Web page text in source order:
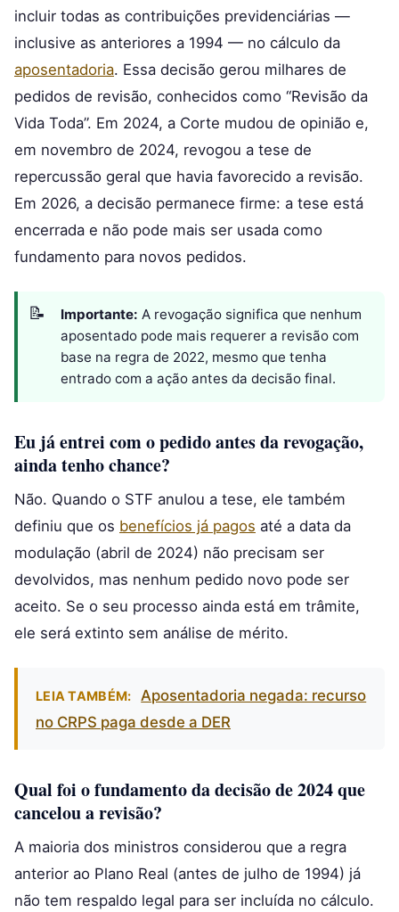
incluir todas as contribuições previdenciárias —
inclusive as anteriores a 1994 — no cálculo da
aposentadoria. Essa decisão gerou milhares de
pedidos de revisão, conhecidos como “Revisão da
Vida Toda”. Em 2024, a Corte mudou de opinião e,
em novembro de 2024, revogou a tese de
repercussão geral que havia favorecido a revisão.
Em 2026, a decisão permanece firme: a tese está
encerrada e não pode mais ser usada como
fundamento para novos pedidos.
Importante: A revogação significa que nenhum
aposentado pode mais requerer a revisão com
base na regra de 2022, mesmo que tenha
entrado com a ação antes da decisão final.
Eu já entrei com o pedido antes da revogação,
ainda tenho chance?
Não. Quando o STF anulou a tese, ele também
definiu que os benefícios já pagos até a data da
modulação (abril de 2024) não precisam ser
devolvidos, mas nenhum pedido novo pode ser
aceito. Se o seu processo ainda está em trâmite,
ele será extinto sem análise de mérito.
LEIA TAMBÉM:
Aposentadoria negada: recurso
no CRPS paga desde a DER
Qual foi o fundamento da decisão de 2024 que
cancelou a revisão?
A maioria dos ministros considerou que a regra
anterior ao Plano Real (antes de julho de 1994) já
não tem respaldo legal para ser incluída no cálculo.